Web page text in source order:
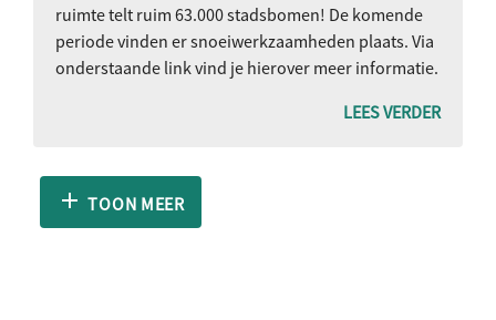
ruimte telt ruim 63.000 stadsbomen! De komende
periode vinden er snoeiwerkzaamheden plaats. Via
onderstaande link vind je hierover meer informatie.
LEES VERDER
TOON MEER